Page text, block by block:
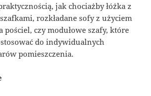
jak chociażby łóżka z
rozkładane sofy z użyciem
czy modułowe szafy, które
do indywidualnych
pomieszczenia.